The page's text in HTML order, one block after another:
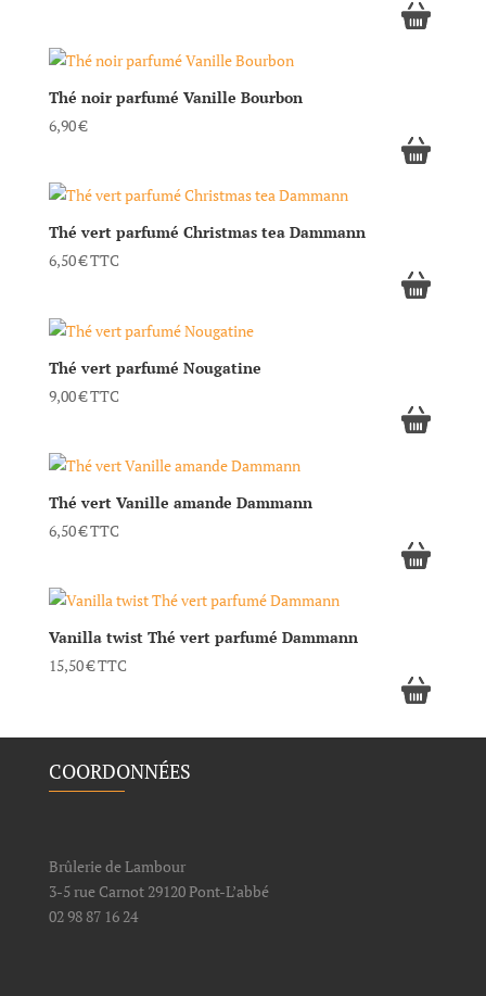
Thé noir parfumé Vanille Bourbon
6,90€
Thé vert parfumé Christmas tea Dammann
6,50€TTC
Thé vert parfumé Nougatine
9,00€TTC
Thé vert Vanille amande Dammann
6,50€TTC
Vanilla twist Thé vert parfumé Dammann
15,50€TTC
COORDONNÉES
Brûlerie de Lambour
3-5 rue Carnot 29120 Pont-L’abbé
02 98 87 16 24